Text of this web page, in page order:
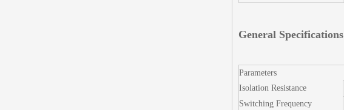
General Specifications
Parameters
Isolation Resistance
Switching Frequency